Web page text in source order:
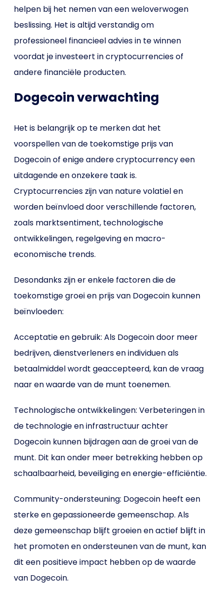
helpen bij het nemen van een weloverwogen
beslissing. Het is altijd verstandig om
professioneel financieel advies in te winnen
voordat je investeert in cryptocurrencies of
andere financiële producten.
Dogecoin verwachting
Het is belangrijk op te merken dat het
voorspellen van de toekomstige prijs van
Dogecoin of enige andere cryptocurrency een
uitdagende en onzekere taak is.
Cryptocurrencies zijn van nature volatiel en
worden beïnvloed door verschillende factoren,
zoals marktsentiment, technologische
ontwikkelingen, regelgeving en macro-
economische trends.
Desondanks zijn er enkele factoren die de
toekomstige groei en prijs van Dogecoin kunnen
beïnvloeden:
Acceptatie en gebruik: Als Dogecoin door meer
bedrijven, dienstverleners en individuen als
betaalmiddel wordt geaccepteerd, kan de vraag
naar en waarde van de munt toenemen.
Technologische ontwikkelingen: Verbeteringen in
de technologie en infrastructuur achter
Dogecoin kunnen bijdragen aan de groei van de
munt. Dit kan onder meer betrekking hebben op
schaalbaarheid, beveiliging en energie-efficiëntie.
Community-ondersteuning: Dogecoin heeft een
sterke en gepassioneerde gemeenschap. Als
deze gemeenschap blijft groeien en actief blijft in
het promoten en ondersteunen van de munt, kan
dit een positieve impact hebben op de waarde
van Dogecoin.